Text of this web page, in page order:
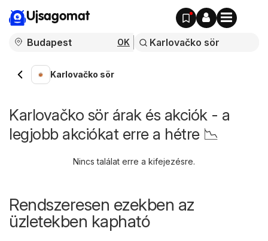
Ujsagomat
OK
Karlovačko sör
Karlovačko sör árak és akciók - a
legjobb akciókat erre a hétre 📉
Nincs találat erre a kifejezésre.
Rendszeresen ezekben az
üzletekben kapható